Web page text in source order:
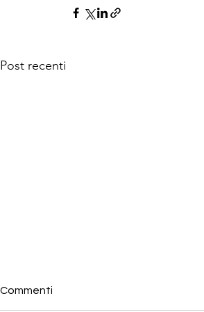
Post recenti
Commenti